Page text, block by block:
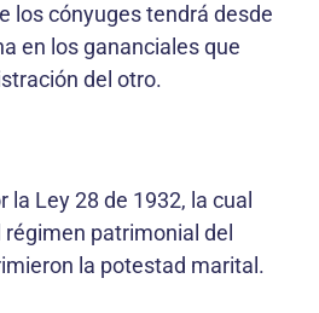
los cónyuges tendrá desde
en los gananciales que
del otro.
Ley 28 de 1932, la cual
patrimonial del
la potestad marital.